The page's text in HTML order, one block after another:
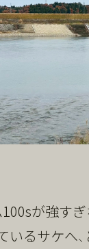
が強す
いるサケへ